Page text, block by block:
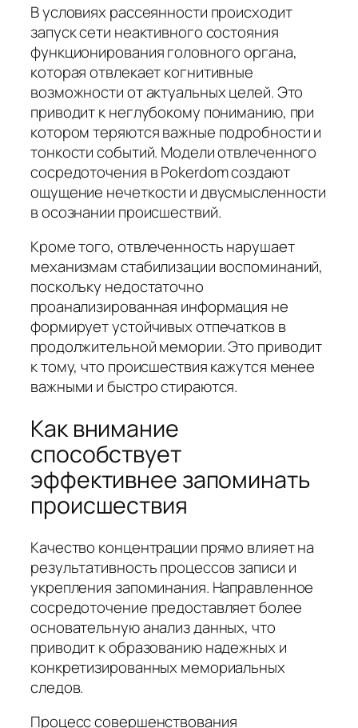
В условиях рассеянности происходит
запуск сети неактивного состояния
функционирования головного органа,
которая отвлекает когнитивные
возможности от актуальных целей. Это
приводит к неглубокому пониманию, при
котором теряются важные подробности и
тонкости событий. Модели отвлеченного
сосредоточения в Pokerdom создают
ощущение нечеткости и двусмысленности
в осознании происшествий.
Кроме того, отвлеченность нарушает
механизмам стабилизации воспоминаний,
поскольку недостаточно
проанализированная информация не
формирует устойчивых отпечатков в
продолжительной мемории. Это приводит
к тому, что происшествия кажутся менее
важными и быстро стираются.
Как внимание
способствует
эффективнее запоминать
происшествия
Качество концентрации прямо влияет на
результативность процессов записи и
укрепления запоминания. Направленное
сосредоточение предоставляет более
основательную анализ данных, что
приводит к образованию надежных и
конкретизированных мемориальных
следов.
Процесс совершенствования